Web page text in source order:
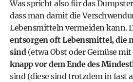
Was spricht also für das
dass man damit die
Lebensmitteln vermeiden kann.
entsorgen oft Lebensmittel, die
sind(etwa Obst oder Gemüse
knapp vor dem Ende des
sind (diese sind trotzdem in fast